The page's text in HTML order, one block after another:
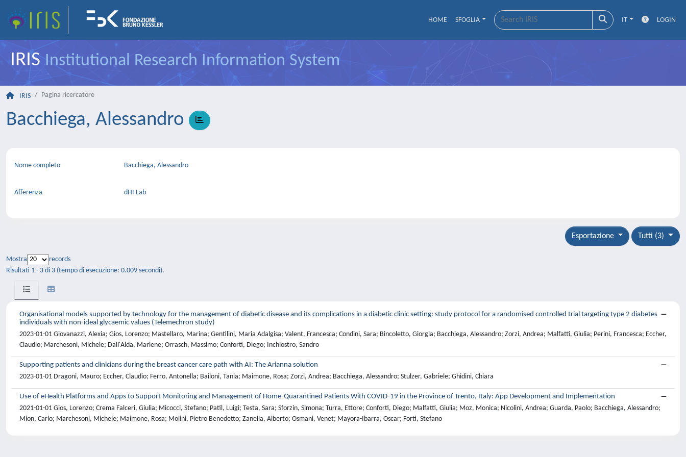
HOME SFOGLIA IT LOGIN
IRISInstitutional Research Information System
IRIS Pagina ricercatore
Bacchiega, Alessandro
Nome completo Bacchiega, Alessandro
Afferenza dHI Lab
Tutti (3)
Esportazione
Mostra
records
Risultati 1 - 3 di 3 (tempo di esecuzione: 0.009 secondi).
Organisational models supported by technology for the management of diabetic disease and its complications in a diabetic clinic setting: study protocol for a randomised controlled trial targeting type 2 diabetes
individuals with non-ideal glycaemic values (Telemechron study)
2023-01-01 Giovanazzi, Alexia; Gios, Lorenzo; Mastellaro, Marina; Gentilini, Maria Adalgisa; Valent, Francesca; Condini, Sara; Bincoletto, Giorgia; Bacchiega, Alessandro; Zorzi, Andrea; Malfatti, Giulia; Perini, Francesca; Eccher,
Claudio; Marchesoni, Michele; Dall'Alda, Marlene; Orrasch, Massimo; Conforti, Diego; Inchiostro, Sandro
Supporting patients and clinicians during the breast cancer care path with AI: The Arianna solution
2023-01-01 Dragoni, Mauro; Eccher, Claudio; Ferro, Antonella; Bailoni, Tania; Maimone, Rosa; Zorzi, Andrea; Bacchiega, Alessandro; Stulzer, Gabriele; Ghidini, Chiara
Use of eHealth Platforms and Apps to Support Monitoring and Management of Home-Quarantined Patients With COVID-19 in the Province of Trento, Italy: App Development and Implementation
2021-01-01 Gios, Lorenzo; Crema Falceri, Giulia; Micocci, Stefano; Patil, Luigi; Testa, Sara; Sforzin, Simona; Turra, Ettore; Conforti, Diego; Malfatti, Giulia; Moz, Monica; Nicolini, Andrea; Guarda, Paolo; Bacchiega, Alessandro;
Mion, Carlo; Marchesoni, Michele; Maimone, Rosa; Molini, Pietro Benedetto; Zanella, Alberto; Osmani, Venet; Mayora-Ibarra, Oscar; Forti, Stefano